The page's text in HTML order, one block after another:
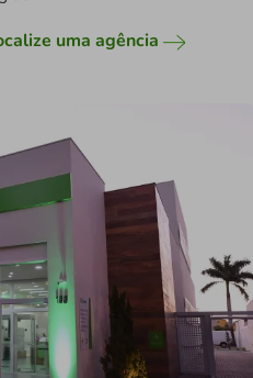
uma agência